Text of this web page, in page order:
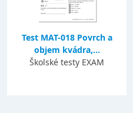
Test MAT-018 Povrch a
objem kvádra,...
Školské testy EXAM